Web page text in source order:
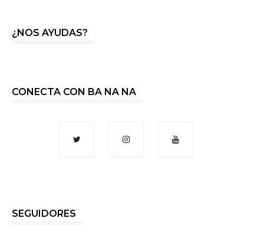
¿NOS AYUDAS?
CONECTA CON BA NA NA
SEGUIDORES